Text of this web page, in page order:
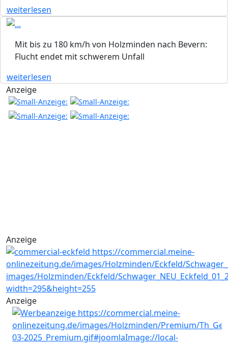
weiterlesen
Mit bis zu 180 km/h von Holzminden nach Bevern:
Flucht endet mit schwerem Unfall
weiterlesen
Anzeige
Anzeige
Anzeige